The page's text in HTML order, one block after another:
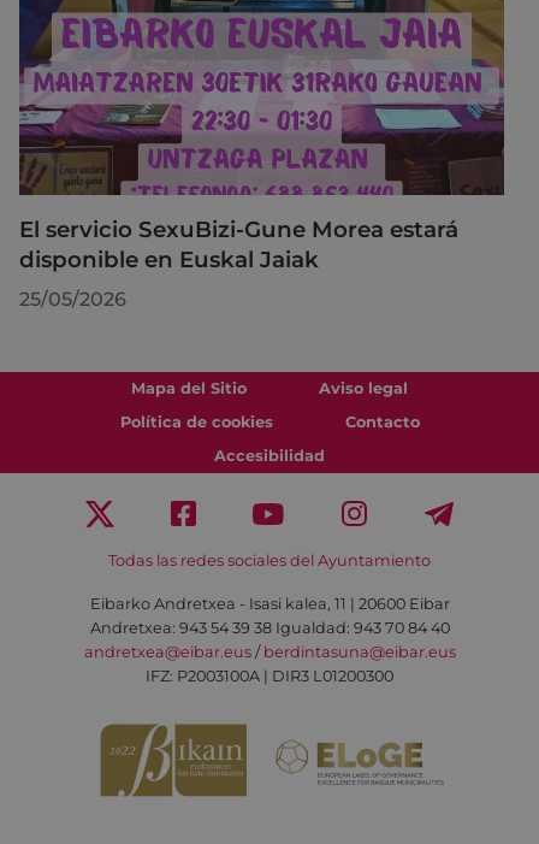
El servicio SexuBizi-Gune Morea estará
disponible en Euskal Jaiak
25/05/2026
Mapa del Sitio
Aviso legal
Política de cookies
Contacto
Accesibilidad
Todas las redes sociales del Ayuntamiento
Eibarko Andretxea - Isasi kalea, 11 | 20600 Eibar
Andretxea: 943 54 39 38 Igualdad: 943 70 84 40
andretxea@eibar.eus/ berdintasuna@eibar.eus
IFZ: P2003100A | DIR3 L01200300